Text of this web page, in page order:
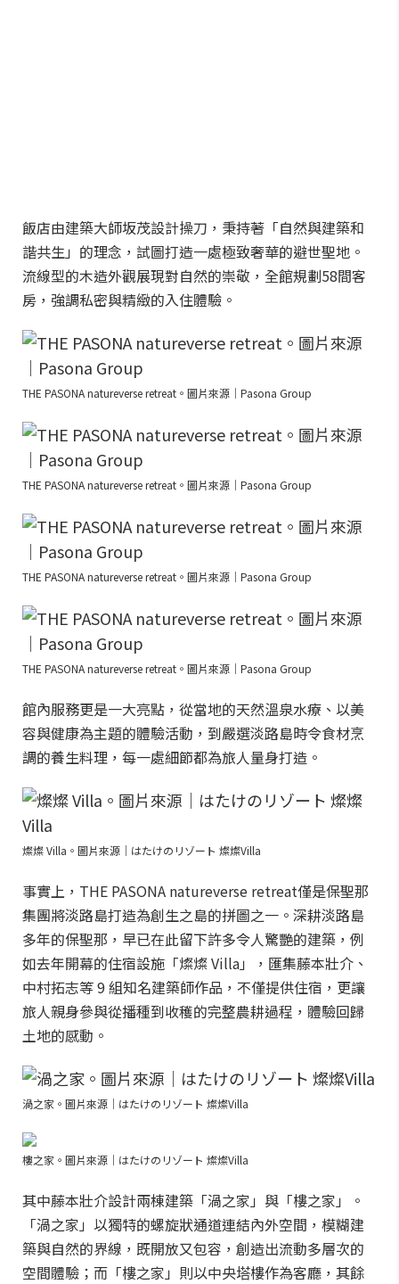
飯店由建築大師坂茂設計操刀，秉持著「自然與建築和
諧共生」的理念，試圖打造一處極致奢華的避世聖地。
流線型的木造外觀展現對自然的崇敬，全館規劃58間客
房，強調私密與精緻的入住體驗。
THE PASONA natureverse retreat。圖片來源｜Pasona Group
THE PASONA natureverse retreat。圖片來源｜Pasona Group
THE PASONA natureverse retreat。圖片來源｜Pasona Group
THE PASONA natureverse retreat。圖片來源｜Pasona Group
館內服務更是一大亮點，從當地的天然溫泉水療、以美
容與健康為主題的體驗活動，到嚴選淡路島時令食材烹
調的養生料理，每一處細節都為旅人量身打造。
燦燦 Villa。圖片來源｜はたけのリゾート 燦燦Villa
事實上，THE PASONA natureverse retreat僅是保聖那
集團將淡路島打造為創生之島的拼圖之一。深耕淡路島
多年的保聖那，早已在此留下許多令人驚艷的建築，例
如去年開幕的住宿設施「燦燦 Villa」，匯集藤本壯介、
中村拓志等 9 組知名建築師作品，不僅提供住宿，更讓
旅人親身參與從播種到收穫的完整農耕過程，體驗回歸
土地的感動。
渦之家。圖片來源｜はたけのリゾート 燦燦Villa
樓之家。圖片來源｜はたけのリゾート 燦燦Villa
其中藤本壯介設計兩棟建築「渦之家」與「樓之家」。
「渦之家」以獨特的螺旋狀通道連結內外空間，模糊建
築與自然的界線，既開放又包容，創造出流動多層次的
空間體驗；而「樓之家」則以中央塔樓作為客廳，其餘